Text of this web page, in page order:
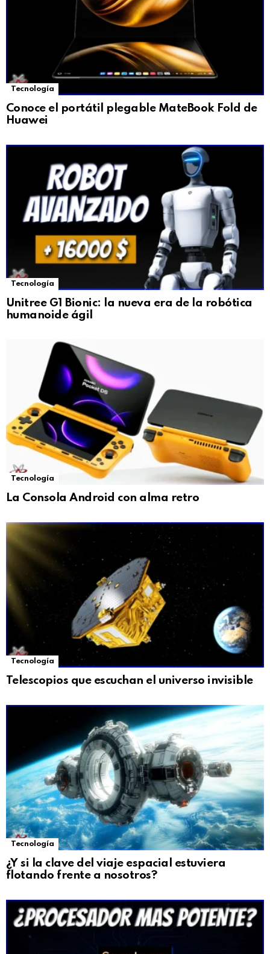
Tecnología
Conoce el portátil plegable MateBook Fold de
Huawei
Tecnología
Unitree G1 Bionic: la nueva era de la robótica
humanoide ágil
Tecnología
La Consola Android con alma retro
Tecnología
Telescopios que escuchan el universo invisible
Tecnología
¿Y si la clave del viaje espacial estuviera
flotando frente a nosotros?